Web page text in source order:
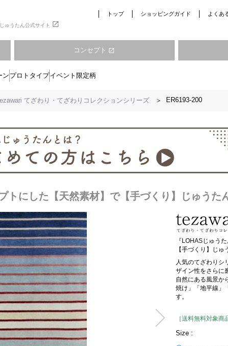
ゅうたん公式サイト open_in_new
トップ ショッピングガイド よくあ
コンセプト open_in_new
ン プロトタイプイベント限定柄
てざわり・てざわりコレクションシリーズ ER6193-200
トにした【天然素材】で【手づくり】じゅうた
『LOHASじゅう
【手づくり】じゅ
人気のてざわりシ
ザイン性をさらに
自然にある風景か
焼け」「地平線」
す。
［送料無料対象商
Size :